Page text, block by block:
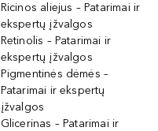
Ricinos aliejus – Patarimai ir
ekspertų įžvalgos
Retinolis – Patarimai ir
ekspertų įžvalgos
Pigmentinės dėmės –
Patarimai ir ekspertų
įžvalgos
Glicerinas – Patarimai ir